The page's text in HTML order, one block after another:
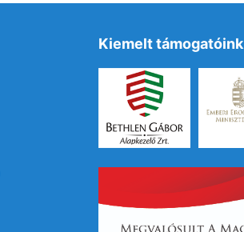
Kiemelt támogatóink